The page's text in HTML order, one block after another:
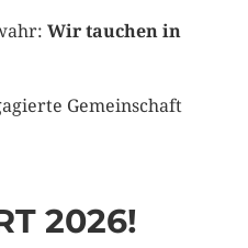
Wir tauchen in
Gemeinschaft
2026!